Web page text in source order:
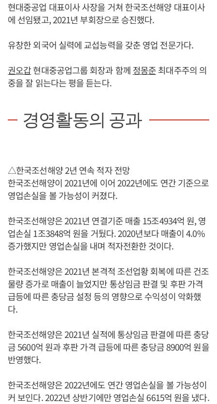
현대중공업 대표이사 사장을 거쳐 한국조선해양 대표이사
에 선임됐고, 2021년 부회장으로 승진했다.
유창한 외국어 실력에 교섭능력을 갖춘 영업 전문가다.
권오갑현대중공업그룹 회장과 함께 정몽준최대주주의 의
중을 잘 읽는다는 평을 듣는다.
경영활동의 공과
△한국조선해양 2년 연속 적자 전망
한국조선해양이 2021년에 이어 2022년에도 연간 기준으로
영업손실을 볼 가능성이 커졌다.
한국조선해양은 2021년 연결기준 매출 15조4934억 원, 영
업손실 1조3848억 원을 거뒀다. 2020년보다 매출이 4.0%
증가했지만 영업손실을 내며 적자전환한 것이다.
한국조선해양은 2021년 본격적 조선업황 회복에 따른 건조
물량 증가로 매출이 늘었지만 통상임금 판결 및 후판 가격
급등에 따른 충당금 설정 등의 영향으로 수익성이 악화했
다.
한국조선해양은 2021년 실적에 통상임금 판결에 따른 충당
금 5600억 원과 후판 가격 급등에 따른 충당금 8900억 원을
반영했다.
한국조선해양은 2022년에도 연간 영업손실을 볼 가능성이
커 보인다. 2022년 상반기에만 영업손실 6615억 원을 냈다.